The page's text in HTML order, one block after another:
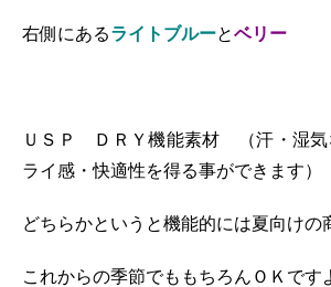
右側にあるライトブルーとベリー
ＵＳＰ ＤＲＹ機能素材 （汗・湿気
ライ感・快適性を得る事ができます
どちらかというと機能的には夏向けの
これからの季節でももちろんＯＫです